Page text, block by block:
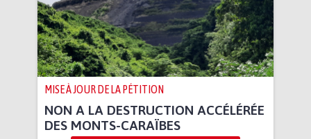
MISE À JOUR DE LA PÉTITION
NON A LA DESTRUCTION ACCÉLÉRÉE
DES MONTS-CARAÏBES